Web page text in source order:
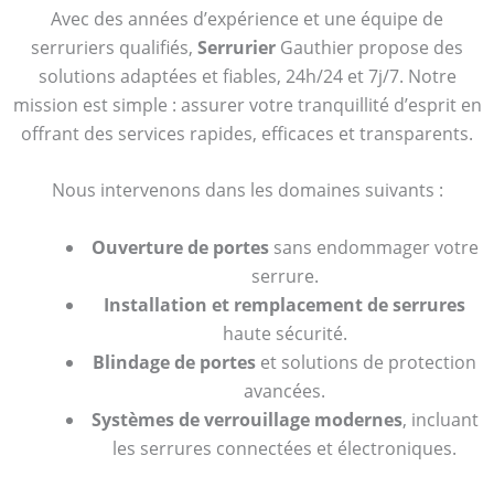
Avec des années d’expérience et une équipe de
serruriers qualifiés, Serrurier Gauthier propose des
solutions adaptées et fiables, 24h/24 et 7j/7. Notre
mission est simple : assurer votre tranquillité d’esprit en
offrant des services rapides, efficaces et transparents.
Nous intervenons dans les domaines suivants :
Ouverture de portessans endommager votre
serrure.
Installation et remplacement de serrures
haute sécurité.
Blindage de portes et solutions de protection
avancées.
Systèmes de verrouillage modernes, incluant
les serrures connectées et électroniques.